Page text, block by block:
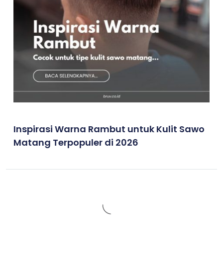
Inspirasi Warna Rambut untuk Kulit Sawo
Matang Terpopuler di 2026